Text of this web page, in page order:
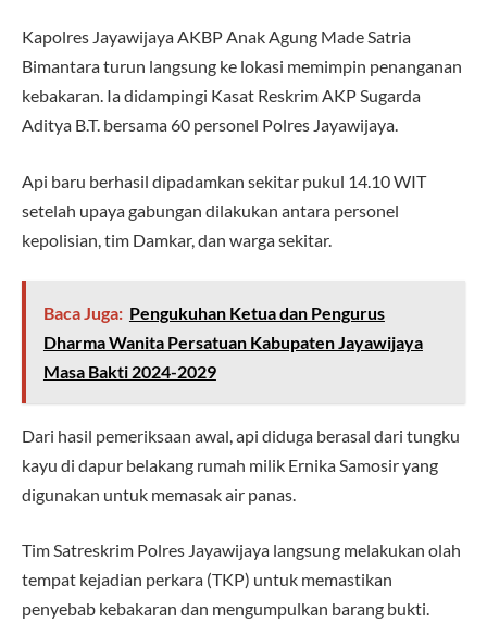
Kapolres Jayawijaya AKBP Anak Agung Made Satria
Bimantara turun langsung ke lokasi memimpin penanganan
kebakaran. Ia didampingi Kasat Reskrim AKP Sugarda
Aditya B.T. bersama 60 personel Polres Jayawijaya.
Api baru berhasil dipadamkan sekitar pukul 14.10 WIT
setelah upaya gabungan dilakukan antara personel
kepolisian, tim Damkar, dan warga sekitar.
Baca Juga: Pengukuhan Ketua dan Pengurus
Dharma Wanita Persatuan Kabupaten Jayawijaya
Masa Bakti 2024-2029
Dari hasil pemeriksaan awal, api diduga berasal dari tungku
kayu di dapur belakang rumah milik Ernika Samosir yang
digunakan untuk memasak air panas.
Tim Satreskrim Polres Jayawijaya langsung melakukan olah
tempat kejadian perkara (TKP) untuk memastikan
penyebab kebakaran dan mengumpulkan barang bukti.